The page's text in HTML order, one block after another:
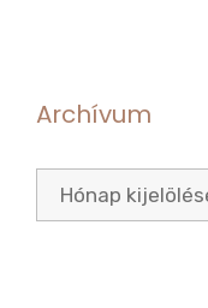
Archívum
Archívum